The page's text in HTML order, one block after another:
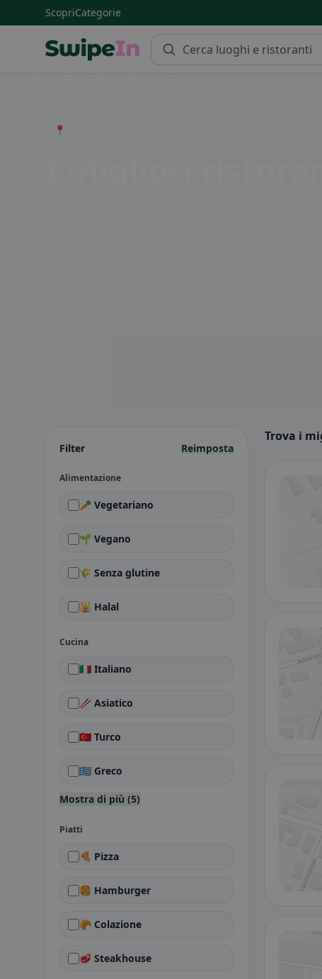
ScopriCategorie
📍 Entdecke Restaurants, Bars & Cafés
Filter Reimposta
Alimentazione
🥕 Vegetariano
🌱 Vegano
🌾 Senza glutine
🕌 Halal
Cucina
🇮🇹 Italiano
🥢 Asiatico
🇹🇷 Turco
🇬🇷 Greco
Mostra di più (5)
Piatti
🍕 Pizza
🍔 Hamburger
🥐 Colazione
🥩 Steakhouse
Trova i